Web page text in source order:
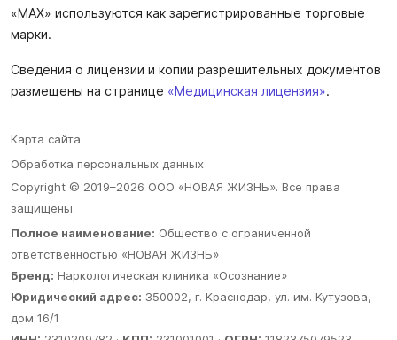
«MAX» используются как зарегистрированные торговые
марки.
Сведения о лицензии и копии разрешительных документов
размещены на странице «Медицинская лицензия».
Copyright © 2019–2026 ООО «НОВАЯ ЖИЗНЬ». Все права
защищены.
Полное наименование: Общество с ограниченной
ответственностью «НОВАЯ ЖИЗНЬ»
Бренд: Наркологическая клиника «Осознание»
Юридический адрес: 350002, г. Краснодар, ул. им. Кутузова,
дом 16/1
Карта сайта
Обработка персональных данных